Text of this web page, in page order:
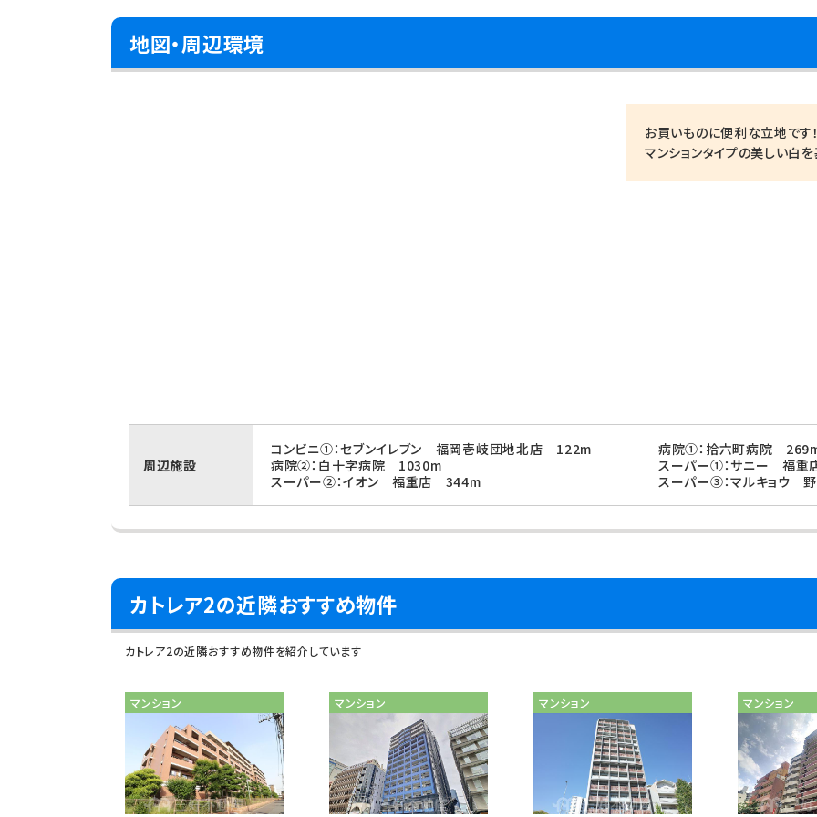
地図・周辺環境
お買いものに便利な立地です！
マンションタイプの美しい白
周辺施設
コンビニ①：セブンイレブン 福岡壱岐団地北店 122m
病院①：拾六町病院
病院②：白十字病院 1030m
スーパー①：サニー 福
スーパー②：イオン 福重店 344m
スーパー③：マルキョウ
カトレア2の近隣おすすめ物件
カトレア2の近隣おすすめ物件を紹介しています
マンション マンション マンション マンション